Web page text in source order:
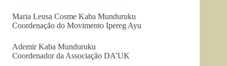
Maria Leusa Cosme Kaba Munduruku
Coordenação do Movimento Ipereg Ayu
Ademir Kaba Munduruku
Coordenador da Associação DA’UK